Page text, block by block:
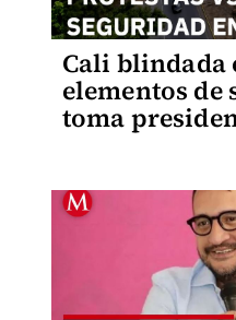
Cali blindada
elementos
toma